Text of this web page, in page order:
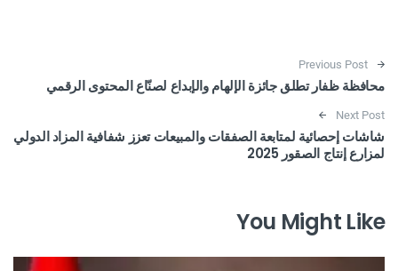
Post navigation
Previous Post
محافظة ظفار تطلق جائزة الإلهام والإبداع لصنّاع المحتوى الرقمي
Next Post
شاشات إحصائية لمتابعة الصفقات والمبيعات تعزز شفافية المزاد الدولي
لمزارع إنتاج الصقور 2025
You Might Like